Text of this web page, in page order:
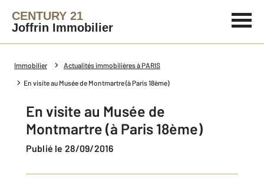
CENTURY 21
Joffrin Immobilier
Immobilier Actualités immobilières à PARIS
En visite au Musée de Montmartre (à Paris 18ème)
En visite au Musée de
Montmartre (à Paris 18ème)
Publié le 28/09/2016